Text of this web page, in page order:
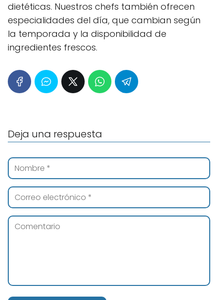
dietéticas. Nuestros chefs también ofrecen
especialidades del día, que cambian según
la temporada y la disponibilidad de
ingredientes frescos.
Deja una respuesta